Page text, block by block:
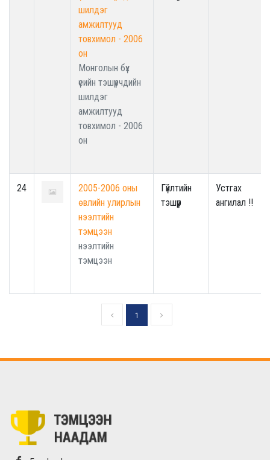
шилдэг
амжилтууд
товхимол - 2006
он
Монголын бүх
үеийн тэшүүрчдийн
шилдэг
амжилтууд
товхимол - 2006
он
24
2005-2006 оны
өвлийн улирлын
нээлтийн
тэмцээн
нээлтийн
тэмцээн
Гүйлтийн
тэшүүр
Устгах
ангилал !!
1